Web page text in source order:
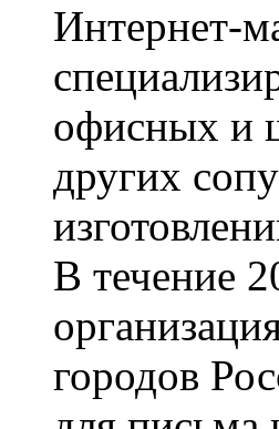
Интернет-
офисных и
других
В течение
городов